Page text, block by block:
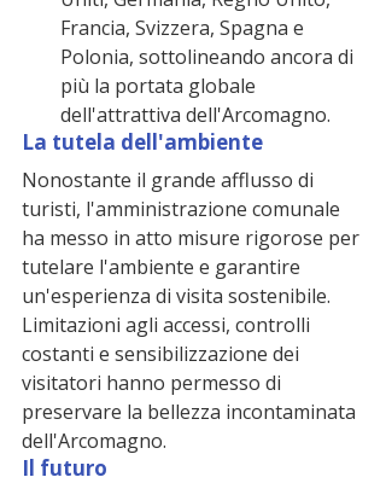
Francia, Svizzera, Spagna e
Polonia, sottolineando ancora di
più la portata globale
dell'attrattiva dell'Arcomagno.
La tutela dell'ambiente
Nonostante il grande afflusso di
turisti, l'amministrazione comunale
ha messo in atto misure rigorose per
tutelare l'ambiente e garantire
un'esperienza di visita sostenibile.
Limitazioni agli accessi, controlli
costanti e sensibilizzazione dei
visitatori hanno permesso di
preservare la bellezza incontaminata
dell'Arcomagno.
Il futuro